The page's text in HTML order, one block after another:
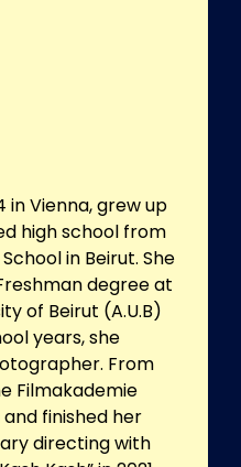
in Vienna, grew up
high school from
in Beirut. She
degree at
of Beirut (A.U.B)
years, she
From
Filmakademie
finished her
directing with